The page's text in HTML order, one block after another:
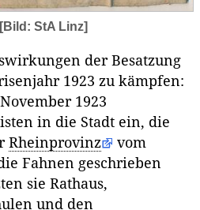
[Bild: StA Linz]
der Besatzung
1923 zu kämpfen:
1923
in die Stadt ein, die
Rheinprovinz
vom
Fahnen geschrieben
sie Rathaus,
und den